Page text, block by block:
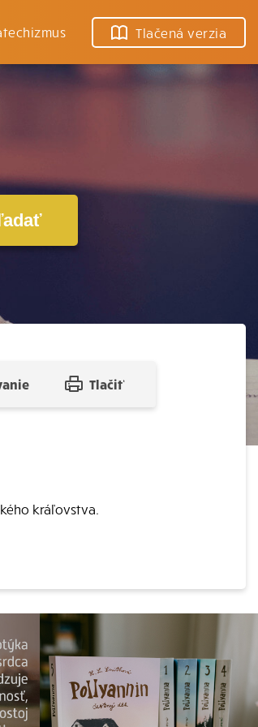
Tlačená verzia
Tlačiť
kráľovstva.